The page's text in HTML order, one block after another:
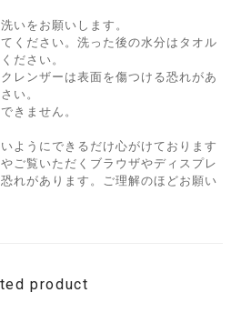
いをお願いします。
ください。洗った後の水分はタオル
ださい。
レンザーは表面を傷つける恐れがあ
い。
きません。
ようにできるだけ心がけております
ご覧いただくブラウザやディスプレ
れがあります。ご理解のほどお願い
product